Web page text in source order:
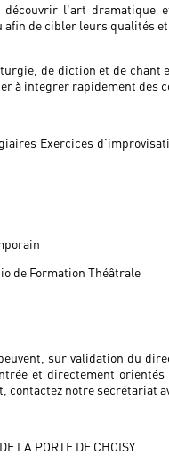
l'art dramatique
de cibler leurs qualités
de diction et de
à integrer rapidement des
Exercices
de Formation Théâtrale
sur validation du
et directement
contactez notre secrétariat
LA PORTE DE CHOISY